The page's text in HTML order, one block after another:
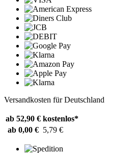
Versandkosten für Deutschland
ab 52,90 € kostenlos*
ab 0,00 € 5,79 €